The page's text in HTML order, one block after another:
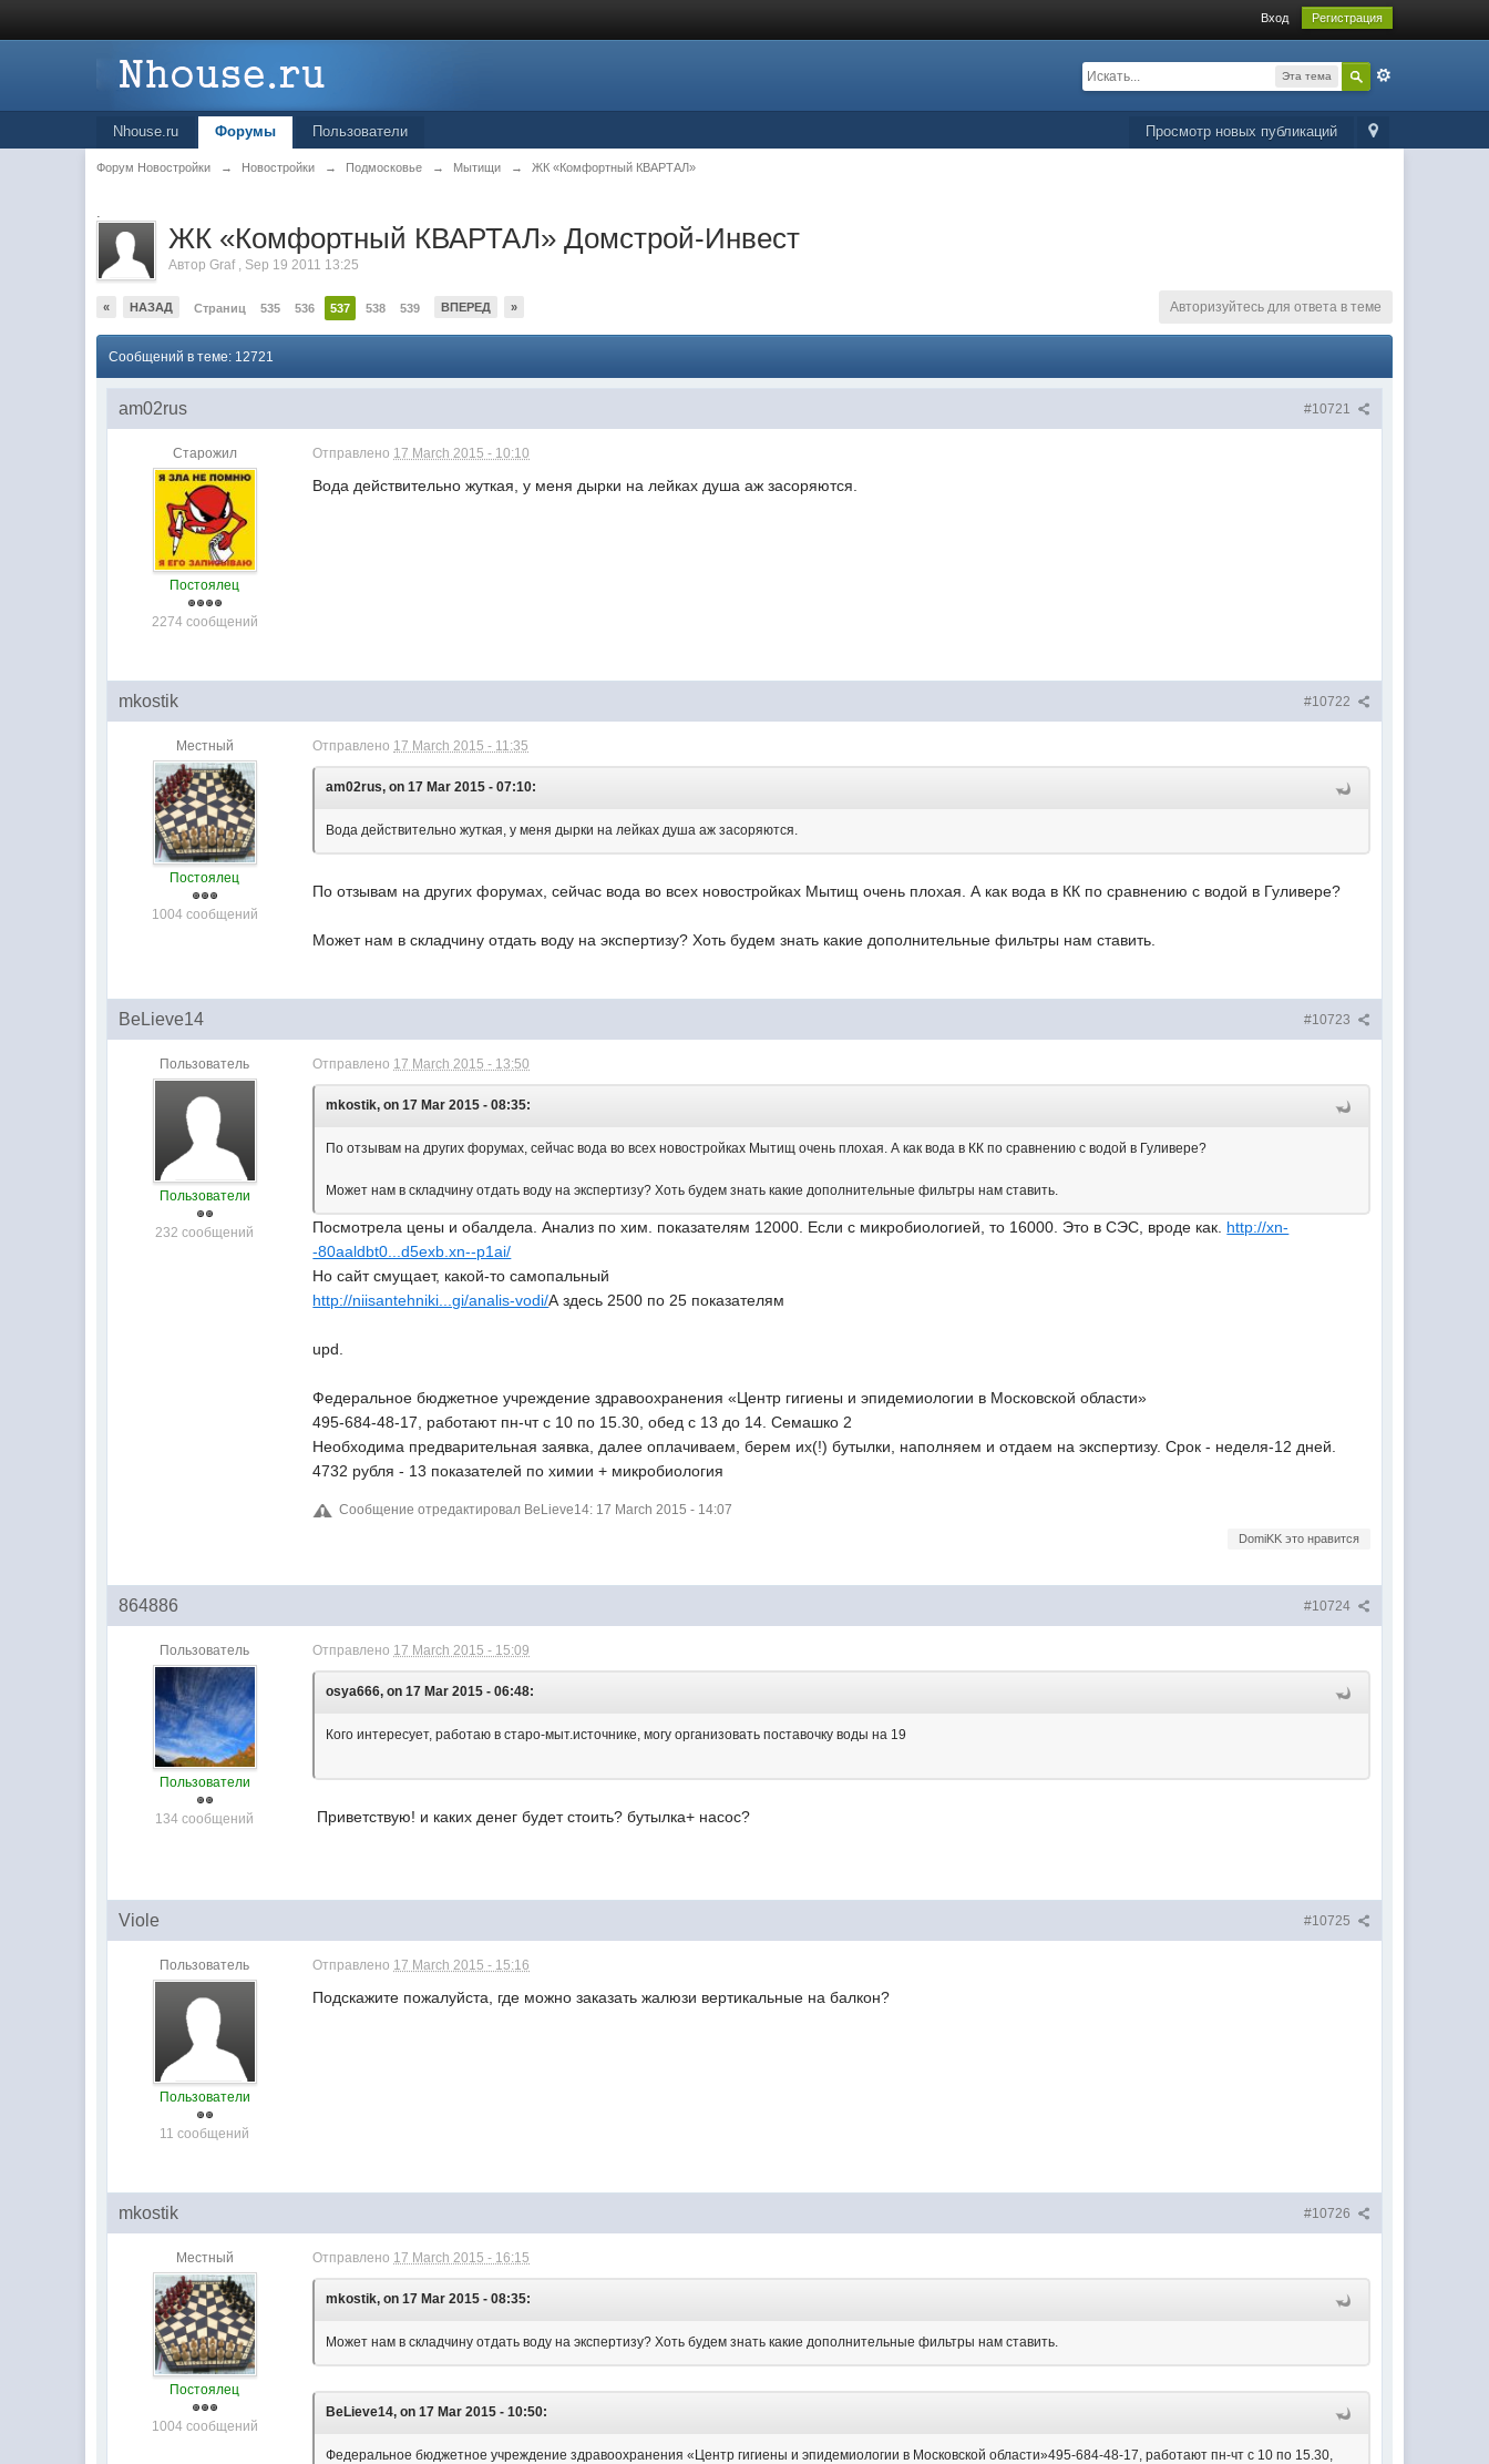
Вход Регистрация
Эта тема
Просмотр новых публикаций
Nhouse.ru Форумы Пользователи
Форум Новостройки → Новостройки → Подмосковье → Мытищи → ЖК «Комфортный КВАРТАЛ»
.
ЖК «Комфортный КВАРТАЛ» Домстрой-Инвест
АвторGraf , Sep 19 2011 13:25
« НАЗАД Страниц 535 536 537 538 539 ВПЕРЕД » Авторизуйтесь для ответа в теме
Сообщений в теме: 12721
#10721
am02rus
Старожил
Постоялец
2274 сообщений
Отправлено 17 March 2015 - 10:10
Вода действительно жуткая, у меня дырки на лейках душа аж засоряются.
#10722
mkostik
Местный
Постоялец
1004 сообщений
Отправлено 17 March 2015 - 11:35
am02rus, on 17 Mar 2015 - 07:10:
Вода действительно жуткая, у меня дырки на лейках душа аж засоряются.
По отзывам на других форумах, сейчас вода во всех новостройках Мытищ очень плохая. А как вода в КК по сравнению с водой в Гуливере?
Может нам в складчину отдать воду на экспертизу? Хоть будем знать какие дополнительные фильтры нам ставить.
#10723
BeLieve14
Пользователь
Пользователи
232 сообщений
Отправлено 17 March 2015 - 13:50
mkostik, on 17 Mar 2015 - 08:35:
По отзывам на других форумах, сейчас вода во всех новостройках Мытищ очень плохая. А как вода в КК по сравнению с водой в Гуливере?
Может нам в складчину отдать воду на экспертизу? Хоть будем знать какие дополнительные фильтры нам ставить.
Посмотрела цены и обалдела. Анализ по хим. показателям 12000. Если с микробиологией, то 16000. Это в СЭС, вроде как. http://xn-
-80aaldbt0...d5exb.xn--p1ai/
Но сайт смущает, какой-то самопальный
http://niisantehniki...gi/analis-vodi/А здесь 2500 по 25 показателям
upd.
Федеральное бюджетное учреждение здравоохранения «Центр гигиены и эпидемиологии в Московской области»
495-684-48-17, работают пн-чт с 10 по 15.30, обед с 13 до 14. Семашко 2
Необходима предварительная заявка, далее оплачиваем, берем их(!) бутылки, наполняем и отдаем на экспертизу. Срок - неделя-12 дней.
4732 рубля - 13 показателей по химии + микробиология
Сообщение отредактировал BeLieve14: 17 March 2015 - 14:07
DomiKK это нравится
#10724
864886
Пользователь
Пользователи
134 сообщений
Отправлено 17 March 2015 - 15:09
osya666, on 17 Mar 2015 - 06:48:
Кого интересует, работаю в старо-мыт.источнике, могу организовать поставочку воды на 19
Приветствую! и каких денег будет стоить? бутылка+ насос?
#10725
Viole
Пользователь
Пользователи
11 сообщений
Отправлено 17 March 2015 - 15:16
Подскажите пожалуйста, где можно заказать жалюзи вертикальные на балкон?
#10726
mkostik
Местный
Постоялец
1004 сообщений
Отправлено 17 March 2015 - 16:15
mkostik, on 17 Mar 2015 - 08:35:
Может нам в складчину отдать воду на экспертизу? Хоть будем знать какие дополнительные фильтры нам ставить.
BeLieve14, on 17 Mar 2015 - 10:50:
Федеральное бюджетное учреждение здравоохранения «Центр гигиены и эпидемиологии в Московской области»495-684-48-17, работают пн-чт с 10 по 15.30,